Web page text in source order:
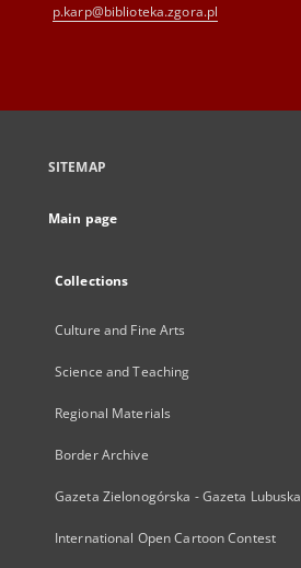
p.karp@biblioteka.zgora.pl
SITEMAP
Main page
Collections
Culture and Fine Arts
Science and Teaching
Regional Materials
Border Archive
Gazeta Zielonogórska - Gazeta Lubuska
International Open Cartoon Contest